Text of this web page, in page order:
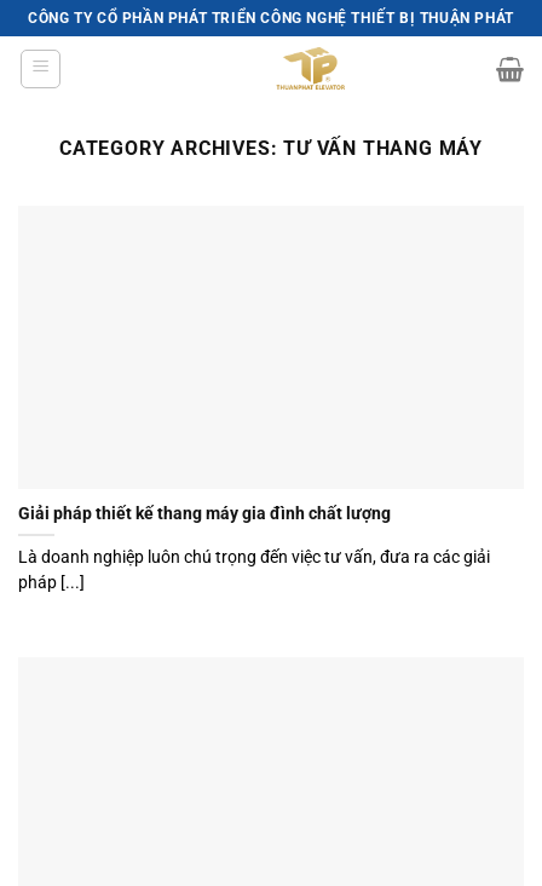
Skip
to
content
CÔNG TY CỔ PHẦN PHÁT TRIỂN CÔNG NGHỆ THIẾT BỊ THUẬN PHÁT
CATEGORY ARCHIVES:TƯ VẤN THANG MÁY
Giải pháp thiết kế thang máy gia đình chất lượng
Là doanh nghiệp luôn chú trọng đến việc tư vấn, đưa ra các giải
pháp [...]